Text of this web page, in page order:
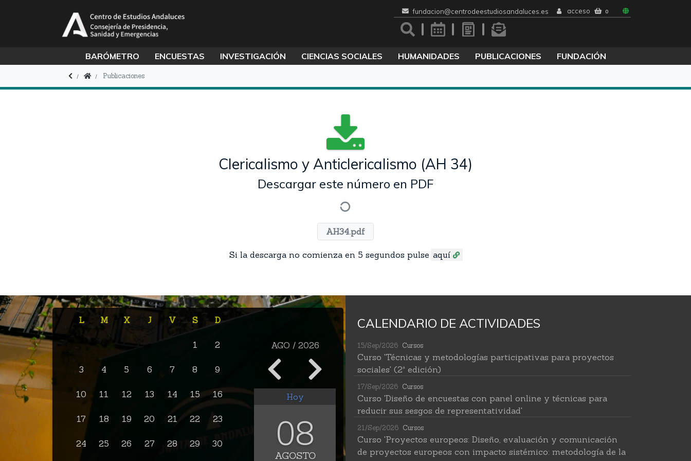
fundacion@centrodeestudiosandaluces.es acceso 0
BARÓMETRO ENCUESTAS INVESTIGACIÓN CIENCIAS SOCIALES HUMANIDADES PUBLICACIONES FUNDACIÓN
Publicaciones
Clericalismo y Anticlericalismo (AH 34)
Descargar este número en PDF
AH34.pdf
Si la descarga no comienza en 5 segundos pulse aquí
L M X J V S D
1 2
3 4 5 6 7 8 9
10 11 12 13 14 15 16
17 18 19 20 21 22 23
24 25 26 27 28 29 30
AGO / 2026
Hoy
08
AGOSTO
CALENDARIO DE ACTIVIDADES
15/Sep/2026 Cursos
Curso 'Técnicas y metodologías participativas para proyectos
sociales' (2ª edición)
17/Sep/2026 Cursos
Curso 'Diseño de encuestas con panel online y técnicas para
reducir sus sesgos de representatividad'
21/Sep/2026 Cursos
Curso 'Proyectos europeos: Diseño, evaluación y comunicación
de proyectos europeos con impacto sistémico: metodología de la